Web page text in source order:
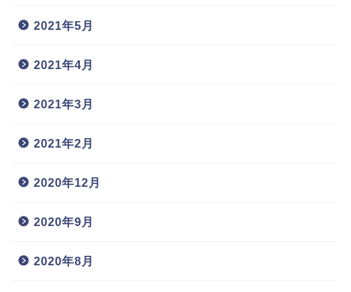
2021年5月
2021年4月
2021年3月
2021年2月
2020年12月
2020年9月
2020年8月